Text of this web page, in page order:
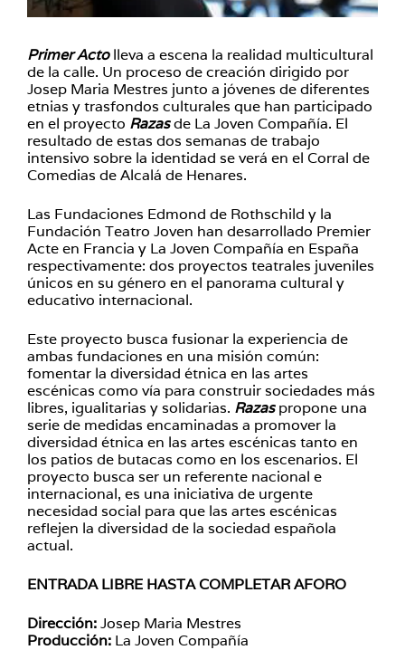
Primer Actolleva a escena la realidad multicultural
de la calle. Un proceso de creación dirigido por
Josep Maria Mestres junto a jóvenes de diferentes
etnias y trasfondos culturales que han participado
en el proyecto Razasde La Joven Compañía. El
resultado de estas dos semanas de trabajo
intensivo sobre la identidad se verá en el Corral de
Comedias de Alcalá de Henares.
Las Fundaciones Edmond de Rothschild y la
Fundación Teatro Joven han desarrollado Premier
Acte en Francia y La Joven Compañía en España
respectivamente: dos proyectos teatrales juveniles
únicos en su género en el panorama cultural y
educativo internacional.
Este proyecto busca fusionar la experiencia de
ambas fundaciones en una misión común:
fomentar la diversidad étnica en las artes
escénicas como vía para construir sociedades más
libres, igualitarias y solidarias. Razaspropone una
serie de medidas encaminadas a promover la
diversidad étnica en las artes escénicas tanto en
los patios de butacas como en los escenarios. El
proyecto busca ser un referente nacional e
internacional, es una iniciativa de urgente
necesidad social para que las artes escénicas
reflejen la diversidad de la sociedad española
actual.
ENTRADA LIBRE HASTA COMPLETAR AFORO
Dirección:Josep Maria Mestres
Producción: La Joven Compañía